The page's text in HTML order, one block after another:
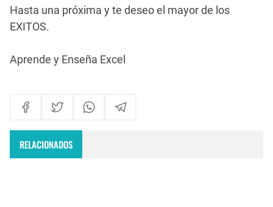
Hasta una próxima y te deseo el mayor de los
EXITOS.
Aprende y Enseña Excel
RELACIONADOS